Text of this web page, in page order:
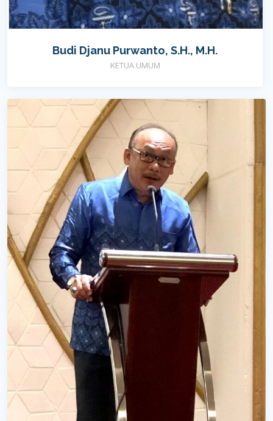
Budi Djanu Purwanto, S.H., M.H.
KETUA UMUM